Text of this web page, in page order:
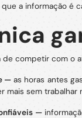
que a informação é
competir com o
— as horas antes
mais sem trabalhar
—